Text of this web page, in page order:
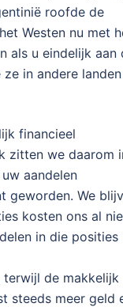
roofde de
Westen nu met
als u eindelijk aan
in andere
financieel
zitten we daarom
aandelen
geworden. We
kosten ons al
in die posities
terwijl de makkelijk
steeds meer geld